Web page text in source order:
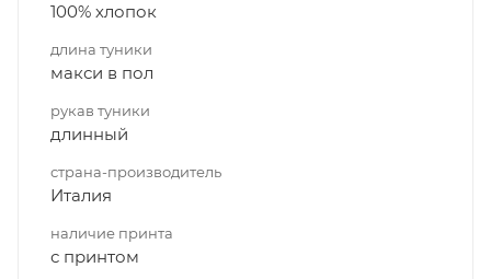
100% хлопок
длина туники
макси в пол
рукав туники
длинный
страна-производитель
Италия
наличие принта
с принтом